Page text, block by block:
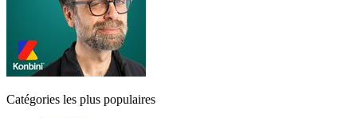
Catégories les plus populaires